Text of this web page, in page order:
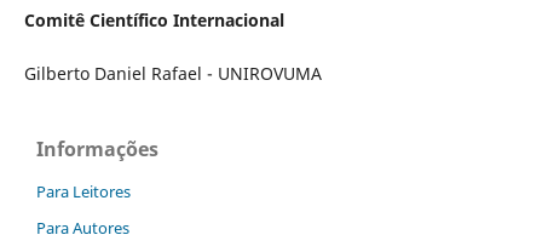
Comitê Científico Internacional
Gilberto Daniel Rafael - UNIROVUMA
Informações
Para Leitores
Para Autores